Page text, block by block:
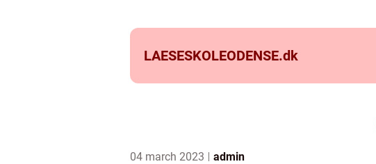
LAESESKOLEODENSE.dk
04 march 2023 admin